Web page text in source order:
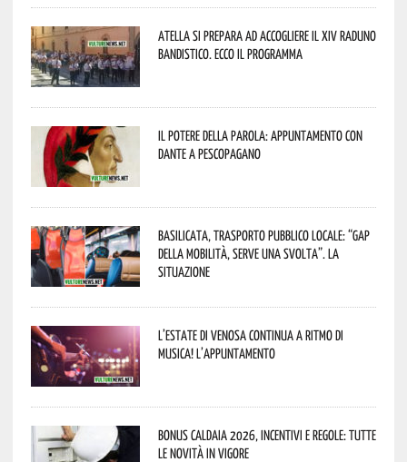
Atella si prepara ad accogliere il XIV Raduno
Bandistico. Ecco il programma
Il Potere della parola: appuntamento con
Dante a Pescopagano
Basilicata, trasporto pubblico locale: “Gap
della mobilità, serve una svolta”. La
situazione
L’estate di Venosa continua a ritmo di
musica! L’appuntamento
Bonus caldaia 2026, incentivi e regole: tutte
le novità in vigore